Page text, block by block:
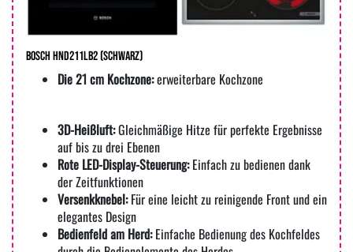
Bosch HND211LB2 (Schwarz)
Die 21 cm Kochzone:erweiterbare Kochzone
3D-Heißluft:Gleichmäßige Hitze für perfekte Ergebnisse
auf bis zu drei Ebenen
Rote LED-Display-Steuerung:Einfach zu bedienen dank
der Zeitfunktionen
Versenkknebel:Für eine leicht zu reinigende Front und ein
elegantes Design
Bedienfeld am Herd:Einfache Bedienung des Kochfeldes